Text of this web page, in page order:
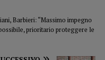
Barbieri: “Massimo impegno
prioritario proteggere le